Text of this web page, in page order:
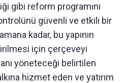
gibi reform programını
güvenli ve etkili bir
kadar, bu yapının
için çerçeveyi
yöneteceği belirtilen
hizmet eden ve yatırım